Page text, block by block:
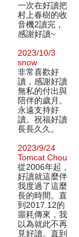
一次在好讀把
村上春樹的收
音機2讀完，
感謝好讀~
2023/10/3
snow
非常喜歡好
讀，感謝好讀
無私的付出與
陪伴的歲月。
永遠支持好
讀。祝福好讀
長長久久。
2023/9/24
Tomcat Chou
從2006年起，
好讀就這麼伴
我度過了這麼
長的時間。直
到2017.12的
噩耗傳來，我
以為就此不再
見好讀。直到